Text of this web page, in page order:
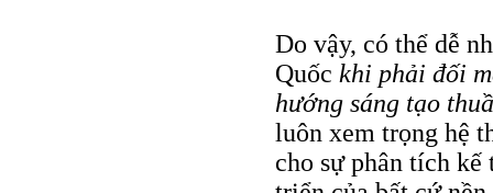
Do vậy, có thể dễ
Quốc khi phải đối
hướng sáng tạo
luôn xem trọng hệ
cho sự phân tích